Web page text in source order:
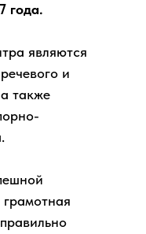
года.
являются
и
также